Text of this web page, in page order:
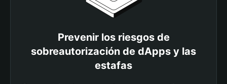
Prevenir los riesgos de
sobreautorización de dApps y las
estafas